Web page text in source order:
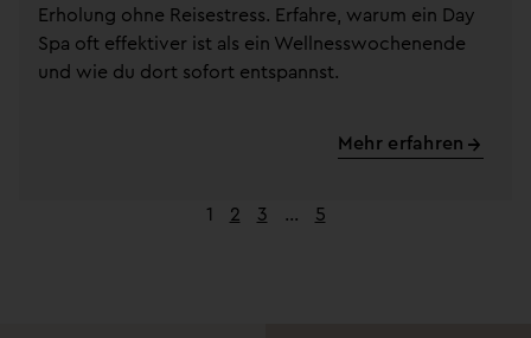
Erholung ohne Reisestress. Erfahre, warum ein Day
Spa oft effektiver ist als ein Wellnesswochenende
und wie du dort sofort entspannst.
Mehr erfahren
1 2 3 … 5